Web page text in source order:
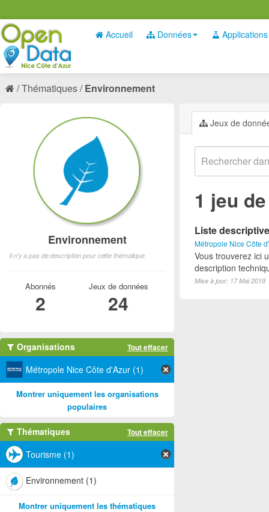
Accueil Données Applications
Thématiques Environnement
Jeux de
1 jeu
Liste
Métropole Nice Côte
Vous trouverez ici
description
Mise à jour: 17 Mai 2019
Environnement
Il n'y a pas de description pour cette thématique
Abonnés
2
Jeux de données
24
Organisations Tout effacer
Métropole Nice Côte d'Azur (1)
Montrer uniquement les organisations
populaires
Thématiques Tout effacer
Tourisme (1)
Environnement (1)
Montrer uniquement les thématiques